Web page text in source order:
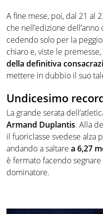
A fine mese, poi, dal 21 al
che nell’edizione
cedendo solo per la
chiaro e, viste le
della definitiva
mettere in dubbio il suo
Undicesimo
La grande serata
Armand Duplantis. Alla
il fuoriclasse svedese alza
andando a saltare a 6,27
è fermato facendo
dominatore.